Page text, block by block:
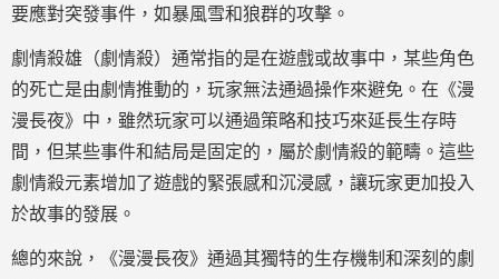
要應對突發事件，如暴風雪和狼群的攻擊。
劇情殺雄（劇情殺）通常指的是在遊戲或故事中，某些角色
的死亡是由劇情推動的，玩家無法通過操作來避免。在《漫
漫長夜》中，雖然玩家可以通過策略和技巧來延長生存時
間，但某些事件和結局是固定的，屬於劇情殺的範疇。這些
劇情殺元素增加了遊戲的緊張感和沉浸感，讓玩家更加投入
於故事的發展。
總的來說，《漫漫長夜》通過其獨特的生存機制和深刻的劇